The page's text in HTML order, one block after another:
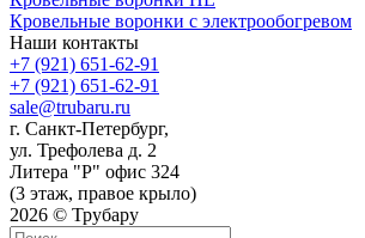
Кровельные воронки с электрообогревом
Наши контакты
+7 (921) 651-62-91
+7 (921) 651-62-91
sale@trubaru.ru
г. Санкт-Петербург,
ул. Трефолева д. 2
Литера "Р" офис 324
(3 этаж, правое крыло)
2026 © Трубару